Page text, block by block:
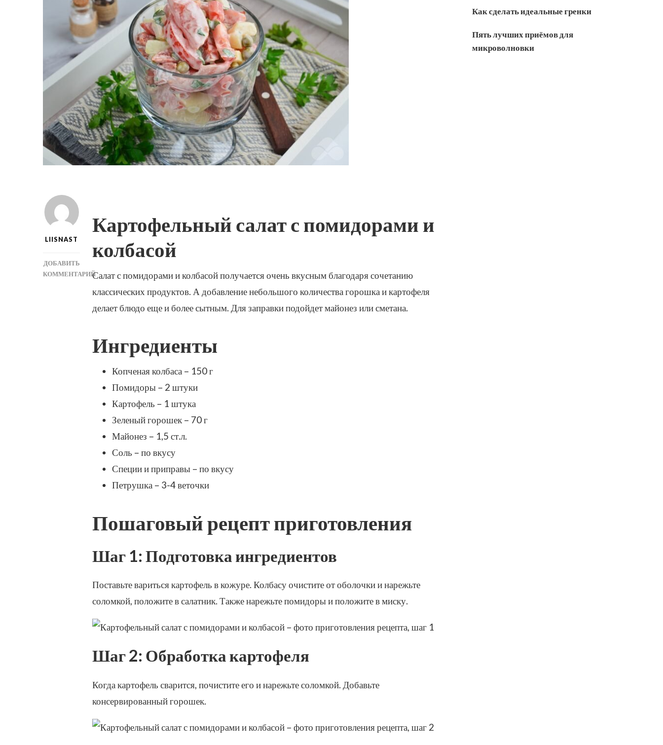
LIISNAST
ДОБАВИТЬ
КОММЕНТАРИЙ
КАРТОФЕЛЬНЫЙ
ПОМИДОРАМИ
Картофельный салат с помидорами и
колбасой
Салат с помидорами и колбасой получается очень вкусным благодаря сочетанию
классических продуктов. А добавление небольшого количества горошка и картофеля
делает блюдо еще и более сытным. Для заправки подойдет майонез или сметана.
Ингредиенты
Копченая колбаса – 150 г
Помидоры – 2 штуки
Картофель – 1 штука
Зеленый горошек – 70 г
Майонез – 1,5 ст.л.
Соль – по вкусу
Специи и приправы – по вкусу
Петрушка – 3-4 веточки
Пошаговый рецепт приготовления
Шаг 1: Подготовка ингредиентов
Поставьте вариться картофель в кожуре. Колбасу очистите от оболочки и нарежьте
соломкой, положите в салатник. Также нарежьте помидоры и положите в миску.
Шаг 2: Обработка картофеля
Когда картофель сварится, почистите его и нарежьте соломкой. Добавьте
консервированный горошек.
Как сделать идеальные гренки
Пять лучших приёмов для
микроволновки